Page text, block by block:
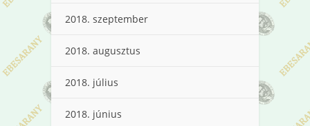
2018. szeptember
2018. augusztus
2018. július
2018. június